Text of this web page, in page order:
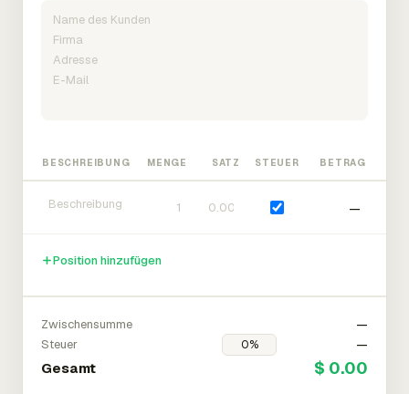
BESCHREIBUNG MENGE SATZ STEUER BETRAG
—
Position hinzufügen
Zwischensumme
—
Steuer
—
Gesamt $ 0.00